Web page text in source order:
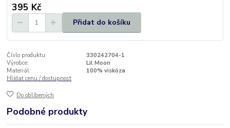
395 Kč
Přidat do košíku
Číslo produktu:
330242704-1
Výrobce:
Lil Moon
Materiál:
100% viskóza
Hlídat cenu / dostupnost
Do oblíbených
Podobné produkty